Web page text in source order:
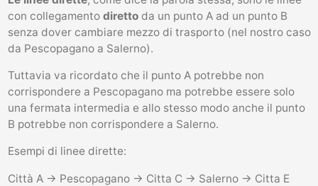
con collegamento direttoda un punto A ad un punto B
senza dover cambiare mezzo di trasporto (nel nostro caso
da Pescopagano a Salerno).
Tuttavia va ricordato che il punto A potrebbe non
corrispondere a Pescopagano ma potrebbe essere solo
una fermata intermedia e allo stesso modo anche il punto
B potrebbe non corrispondere a Salerno.
Esempi di linee dirette:
Città A -> Pescopagano -> Citta C -> Salerno -> Citta E